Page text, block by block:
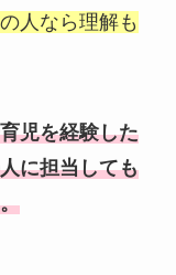
人なら理解も
児を経験した
に担当しても